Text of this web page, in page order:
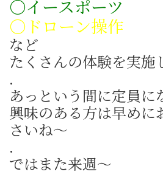
〇イースポーツ
〇ドローン操作
など
たくさんの体験を実施
.
あっという間に定員に
興味のある方は早めに
さいね～
.
ではまた来週～